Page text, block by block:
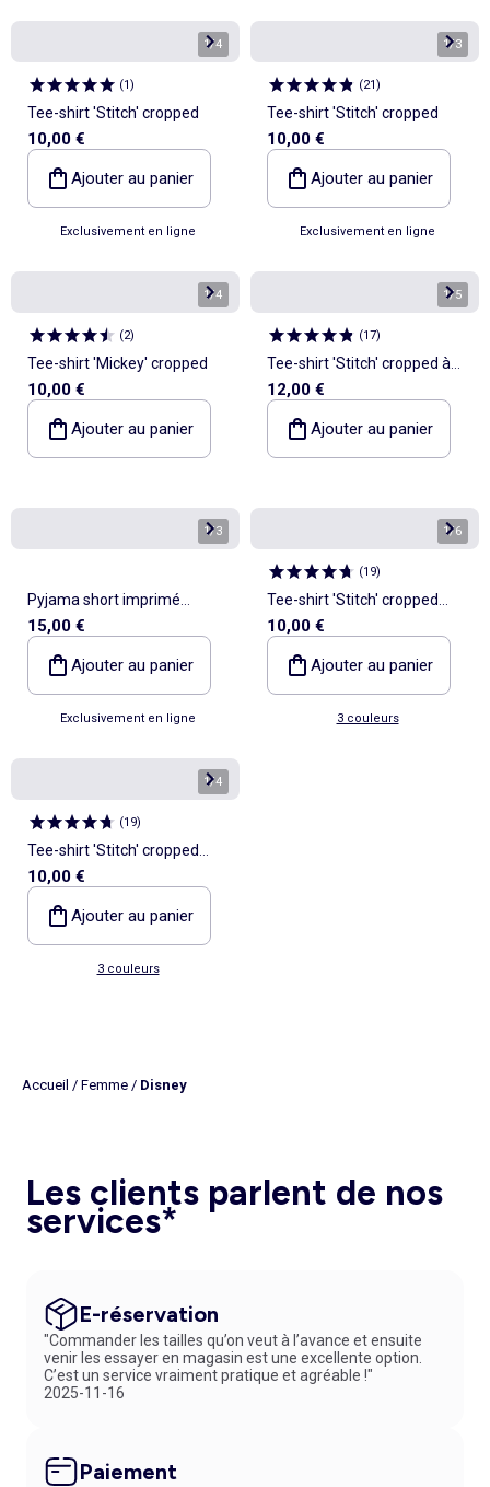
1/4
(1)
Tee-shirt 'Stitch' cropped
10,00 €
Ajouter au panier
Exclusivement en ligne
1/3
(21)
Tee-shirt 'Stitch' cropped
10,00 €
Ajouter au panier
Exclusivement en ligne
1/4
(2)
Tee-shirt 'Mickey' cropped
10,00 €
Ajouter au panier
1/5
(17)
Tee-shirt 'Stitch' cropped à
manches courtes
12,00 €
Ajouter au panier
1/3
Pyjama short imprimé
'Simba' - 2 pièces
15,00 €
Ajouter au panier
Exclusivement en ligne
1/6
(19)
Tee-shirt 'Stitch' cropped
'Disney'
10,00 €
Ajouter au panier
3 couleurs
1/4
(19)
Tee-shirt 'Stitch' cropped
'Disney'
10,00 €
Ajouter au panier
3 couleurs
Accueil / Femme / Disney
Les clients parlent de nos
services*
E-réservation
"Commander les tailles qu’on veut à l’avance et ensuite
venir les essayer en magasin est une excellente option.
C’est un service vraiment pratique et agréable !"
2025-11-16
Paiement